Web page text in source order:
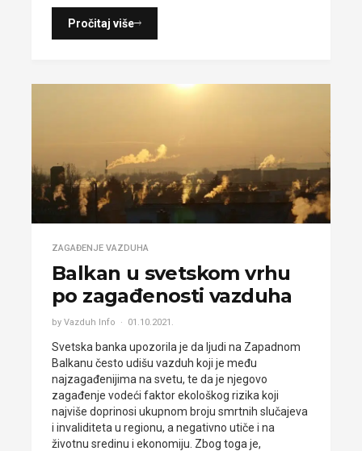
Pročitaj više
ZAGAĐENJE VAZDUHA
Balkan u svetskom vrhu
po zagađenosti vazduha
by Vazduh Info 01.10.2021.
Svetska banka upozorila je da ljudi na Zapadnom
Balkanu često udišu vazduh koji je među
najzagađenijima na svetu, te da je njegovo
zagađenje vodeći faktor ekološkog rizika koji
najviše doprinosi ukupnom broju smrtnih slučajeva
i invaliditeta u regionu, a negativno utiče i na
životnu sredinu i ekonomiju. Zbog toga je,